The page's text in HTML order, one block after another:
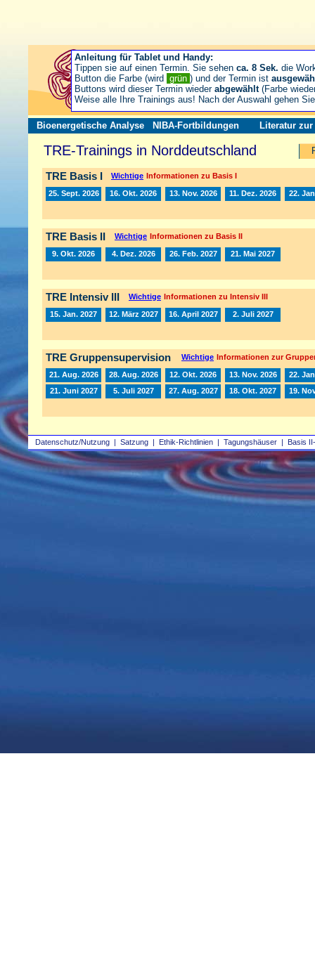
Datenschutz/Nutzung | Satzung | Ethik-Richtlinien | Tagungshäuser | Basis
Bioenergetische Analyse NIBA-Fortbildungen Literatur zur
TRE-Trainings in Norddeutschland
TRE Basis I Wichtige Informationen zu Basis I
25. Sept. 2026 16. Okt. 2026 13. Nov. 2026 11. Dez. 2026 22.
TRE Basis II Wichtige Informationen zu Basis II
9. Okt. 2026 4. Dez. 2026 26. Feb. 2027 21. Mai 2027
TRE Intensiv III Wichtige Informationen zu Intensiv III
15. Jan. 2027 12. März 2027 16. April 2027 2. Juli 2027
TRE Gruppensupervision Wichtige Informationen zur
21. Aug. 2026 28. Aug. 2026 12. Okt. 2026 13. Nov. 2026
22.
21. Juni 2027
5. Juli 2027 27. Aug. 2027 18. Okt. 2027 19.
Anleitung für Tablet und Handy:
Tippen sie auf einen Termin. Sie sehen ca. 8 Sek. die
Button die Farbe (wird grün ) und der Termin ist
Buttons wird dieser Termin wieder abgewählt(Farbe
Weise alle Ihre Trainings aus! Nach der Auswahl gehen